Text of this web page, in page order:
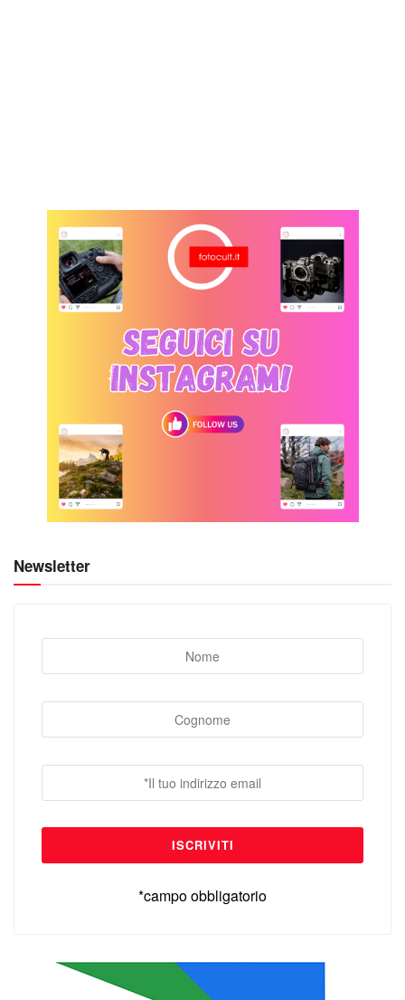
Newsletter
*campo obbligatorio